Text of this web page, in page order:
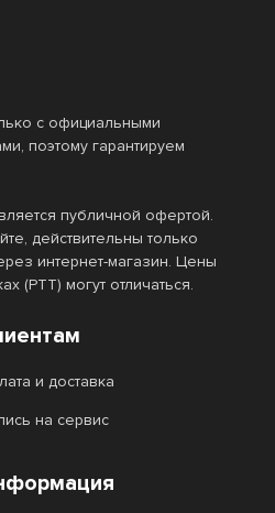
с официальными
поэтому гарантируем
публичной офертой.
действительны только
интернет-магазин. Цены
(РТТ) могут отличаться.
и доставка
на сервис